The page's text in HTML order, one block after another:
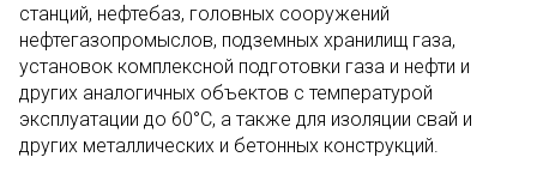
станций, нефтебаз, головных сооружений
нефтегазопромыслов, подземных хранилищ газа,
установок комплексной подготовки газа и нефти и
других аналогичных объектов с температурой
эксплуатации до 60°С, а также для изоляции свай и
других металлических и бетонных конструкций.